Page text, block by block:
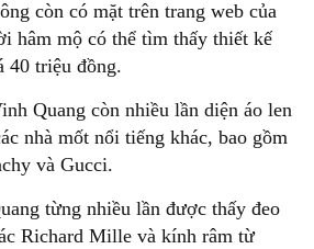
còn có mặt trên trang web của
hâm mộ có thể tìm thấy thiết kế
triệu đồng.
Quang còn nhiều lần diện áo len
nhà mốt nổi tiếng khác, bao gồm
và Gucci.
từng nhiều lần được thấy đeo
Richard Mille và kính râm từ